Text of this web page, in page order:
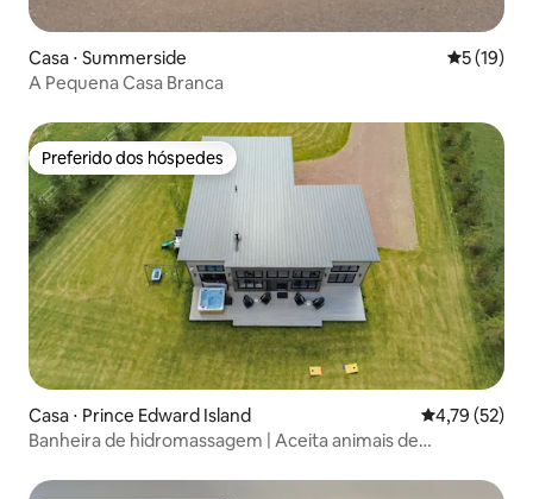
Casa ⋅ Summerside 5 de uma
5 (19)
A Pequena Casa Branca
Preferido dos hóspedes
Preferido dos hóspedes
Casa ⋅ Prince Edward Island 4,79 de uma
4,79 (52)
Banheira de hidromassagem | Aceita animais de